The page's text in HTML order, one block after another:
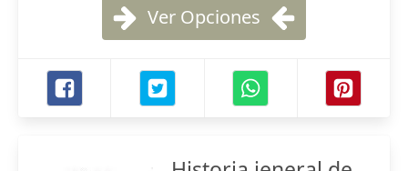
Ver Opciones